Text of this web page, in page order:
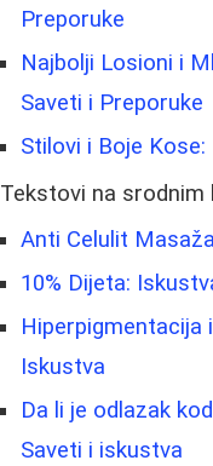
Preporuke
Najbolji Losioni i
Saveti i Preporuke
Stilovi i Boje
Tekstovi na srodnim
Anti Celulit
10% Dijeta:
Hiperpigmentacija
Iskustva
Da li je odlazak
Saveti i iskustva